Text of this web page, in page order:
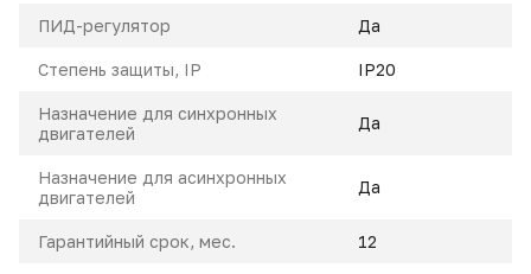
ПИД-регулятор Да
Степень защиты, IP IP20
Назначение для синхронных
двигателей
Да
Назначение для асинхронных
двигателей
Да
Гарантийный срок, мес. 12